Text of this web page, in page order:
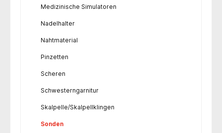
Medizinische Simulatoren
Nadelhalter
Nahtmaterial
Pinzetten
Scheren
Schwesterngarnitur
Skalpelle/Skalpellklingen
Sonden